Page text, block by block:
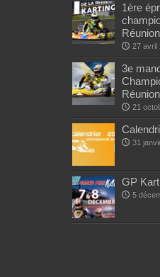
1ère
27 avril
3e
21
31
GP
5